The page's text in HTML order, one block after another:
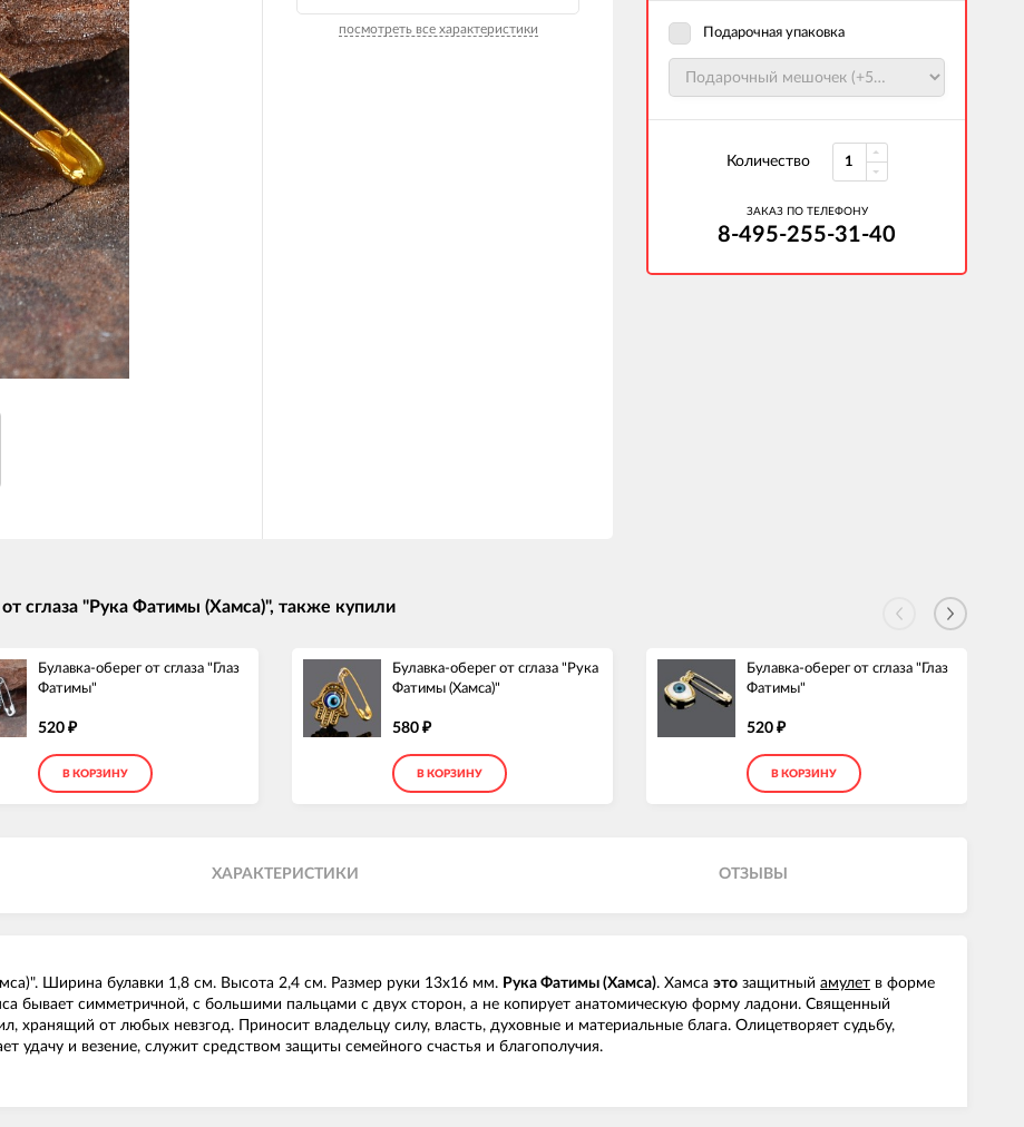
посмотреть все характеристики Подарочная упаковка
Количество
ЗАКАЗ ПО ТЕЛЕФОНУ
8-495-255-31-40
сглаза "Рука Фатимы (Хамса)", также купили
Булавка-оберег от сглаза "Глаз
Фатимы"
520 ₽
В КОРЗИНУ
Булавка-оберег от сглаза "Рука
Фатимы (Хамса)"
580 ₽
В КОРЗИНУ
Булавка-оберег от сглаза "Глаз
Фатимы"
520 ₽
В КОРЗИНУ
ХАРАКТЕРИСТИКИ ОТЗЫВЫ
Ширина булавки 1,8 см. Высота 2,4 см. Размер руки 13х16 мм. Рука Фатимы (Хамса). Хамса это защитный амулет в форме
бывает симметричной, с большими пальцами с двух сторон, а не копирует анатомическую форму ладони. Священный
хранящий от любых невзгод. Приносит владельцу силу, власть, духовные и материальные блага. Олицетворяет судьбу,
удачу и везение, служит средством защиты семейного счастья и благополучия.